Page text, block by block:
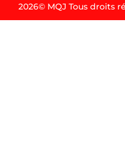
2026© MQJ Tous droits